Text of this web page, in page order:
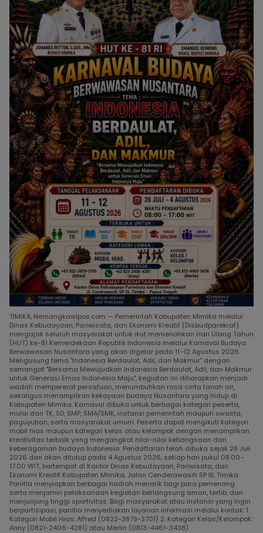
TIMIKA, Nemangkawipos.com — Pemerintah Kabupaten Mimika melalui
Dinas Kebudayaan, Pariwisata, dan Ekonomi Kreatif (Disbudparekraf)
mengajak seluruh masyarakat untuk ikut memeriahkan Hari Ulang Tahun
(HUT) ke-81 Kemerdekaan Republik Indonesia melalui Karnaval Budaya
Berwawasan Nusantara yang akan digelar pada 11–12 Agustus 2026.
Mengusung tema "Indonesia Berdaulat, Adil, dan Makmur" dengan
semangat "Bersama Mewujudkan Indonesia Berdaulat, Adil, dan Makmur
untuk Generasi Emas Indonesia Maju", kegiatan ini diharapkan menjadi
wadah mempererat persatuan, menumbuhkan rasa cinta tanah air,
sekaligus menampilkan kekayaan budaya Nusantara yang hidup di
Kabupaten Mimika. Karnaval dibuka untuk berbagai kategori peserta,
mulai dari TK, SD, SMP, SMA/SMK, instansi pemerintah maupun swasta,
paguyuban, serta masyarakat umum. Peserta dapat mengikuti kategori
mobil hias maupun kategori kelas atau kelompok dengan menampilkan
kreativitas terbaik yang mengangkat nilai-nilai kebangsaan dan
keberagaman budaya Indonesia. Pendaftaran telah dibuka sejak 28 Juli
2026 dan akan ditutup pada 4 Agustus 2026, setiap hari pukul 08.00–
17.00 WIT, bertempat di Kantor Dinas Kebudayaan, Pariwisata, dan
Ekonomi Kreatif Kabupaten Mimika, Jalan Cenderawasih SP III, Timika.
Panitia menyiapkan berbagai hadiah menarik bagi para pemenang
serta menjamin pelaksanaan kegiatan berlangsung aman, tertib, dan
menjunjung tinggi sportivitas. Bagi masyarakat atau instansi yang ingin
berpartisipasi, panitia menyediakan layanan informasi melalui kontak: 1.
Kategori Mobil Hias: Alfred (0822-3879-3701) 2. Kategori Kelas/Kelompok:
Anny (0821-2406-4281) atau Merlin (0813-4461-3438).